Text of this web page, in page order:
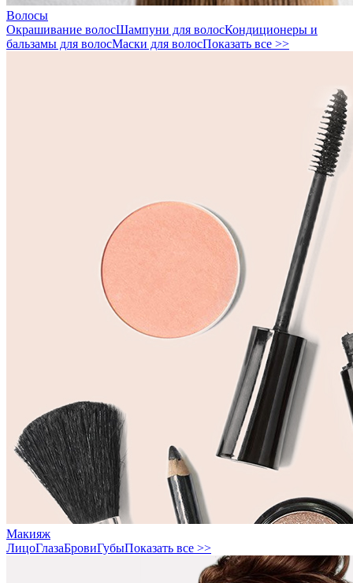
Волосы
Окрашивание волосШампуни для волосКондиционеры и
бальзамы для волосМаски для волосПоказать все >>
Макияж
ЛицоГлазаБровиГубыПоказать все >>